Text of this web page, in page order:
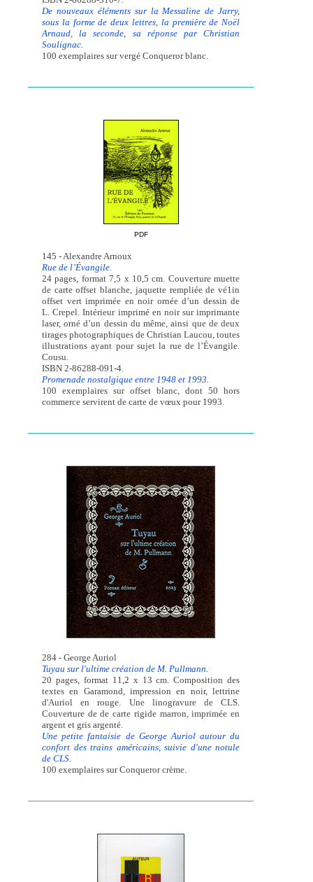
De nouveaux éléments sur la Messaline de Jarry,
sous la forme de deux lettres, la première de Noël
Arnaud, la seconde, sa réponse par Christian
Soulignac.
100 exemplaires sur vergé Conqueror blanc.
PDF
145 - Alexandre Arnoux
Rue de l’Évangile.
24 pages, format 7,5 x 10,5 cm. Couverture muette
de carte offset blanche, jaquette rempliée de vé1in
offset vert imprimée en noir ornée d’un dessin de
L. Crepel. Intérieur imprimé en noir sur imprimante
laser, orné d’un dessin du même, ainsi que de deux
tirages photographiques de Christian Laucou, toutes
illustrations ayant pour sujet la rue de l’Évangile.
Cousu.
ISBN 2-86288-091-4.
Promenade nostalgique entre 1948 et 1993.
100 exemplaires sur offset blanc, dont 50 hors
commerce servirent de carte de vœux pour 1993.
284 - George Auriol
Tuyau sur l'ultime création de M. Pullmann.
20 pages, format 11,2 x 13 cm. Composition des
textes en Garamond, impression en noir, lettrine
d'Auriol en rouge. Une linogravure de CLS.
Couverture de de carte rigide marron, imprimée en
argent et gris argenté.
Une petite fantaisie de George Auriol autour du
confort des trains américains, suivie d'une notule
de CLS.
100 exemplaires sur Conqueror crème.